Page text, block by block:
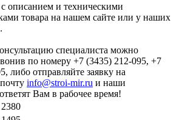
с описанием и техническими
товара на нашем сайте или у наших
специалиста можно
по номеру +7 (3435) 212-095, +7
либо отправляйте заявку на
info@stroi-mir.ru и наши
Вам в рабочее время!
2380